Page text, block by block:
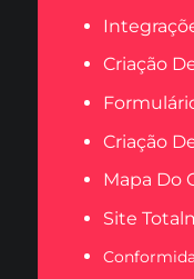
Criação
Criação
Mapa Do
Site